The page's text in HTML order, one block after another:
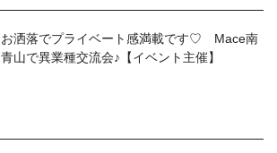
お洒落でプライベート感満載です♡ Mace南
青山で異業種交流会♪【イベント主催】